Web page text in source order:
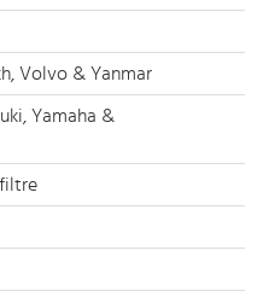
Volvo & Yanmar
Yamaha &